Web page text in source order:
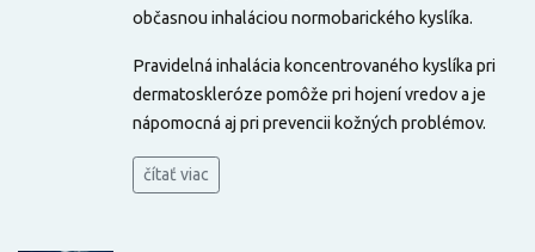
občasnou inhaláciou normobarického kyslíka.
Pravidelná inhalácia koncentrovaného kyslíka pri
dermatoskleróze pomôže pri hojení vredov a je
nápomocná aj pri prevencii kožných problémov.
čítať viac